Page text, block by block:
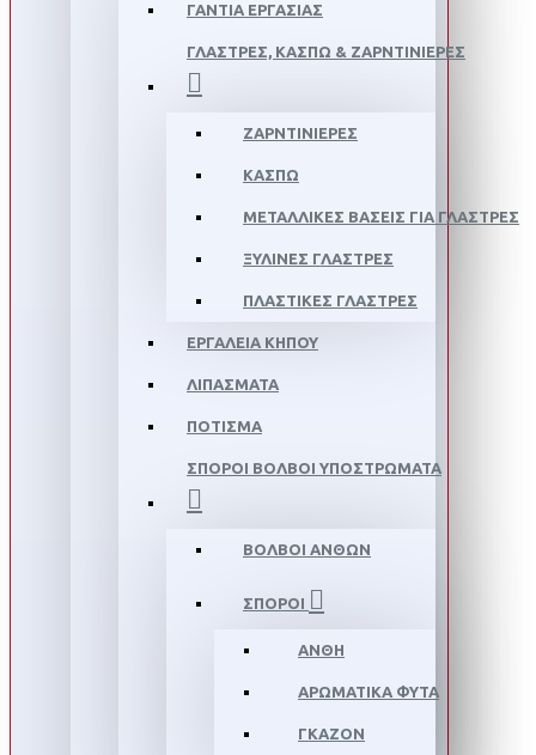
ΓΆΝΤΙΑ ΕΡΓΑΣΊΑΣ
ΓΛΆΣΤΡΕΣ, ΚΑΣΠΩ & ΖΑΡΝΤΙΝΙΈΡΕΣ
ΖΑΡΝΤΙΝΙΈΡΕΣ
ΚΑΣΠΩ
ΜΕΤΑΛΛΙΚΈΣ ΒΆΣΕΙΣ ΓΙΑ ΓΛΆΣΤΡΕΣ
ΞΎΛΙΝΕΣ ΓΛΆΣΤΡΕΣ
ΠΛΑΣΤΙΚΈΣ ΓΛΆΣΤΡΕΣ
ΕΡΓΑΛΕΊΑ ΚΉΠΟΥ
ΛΙΠΆΣΜΑΤΑ
ΠΌΤΙΣΜΑ
ΣΠΌΡΟΙ ΒΟΛΒΟΊ ΥΠΟΣΤΡΏΜΑΤΑ
ΒΟΛΒΟΊ ΑΝΘΏΝ
ΣΠΌΡΟΙ
ΑΝΘΗ
ΑΡΩΜΑΤΙΚΆ ΦΥΤΆ
ΓΚΑΖΌΝ